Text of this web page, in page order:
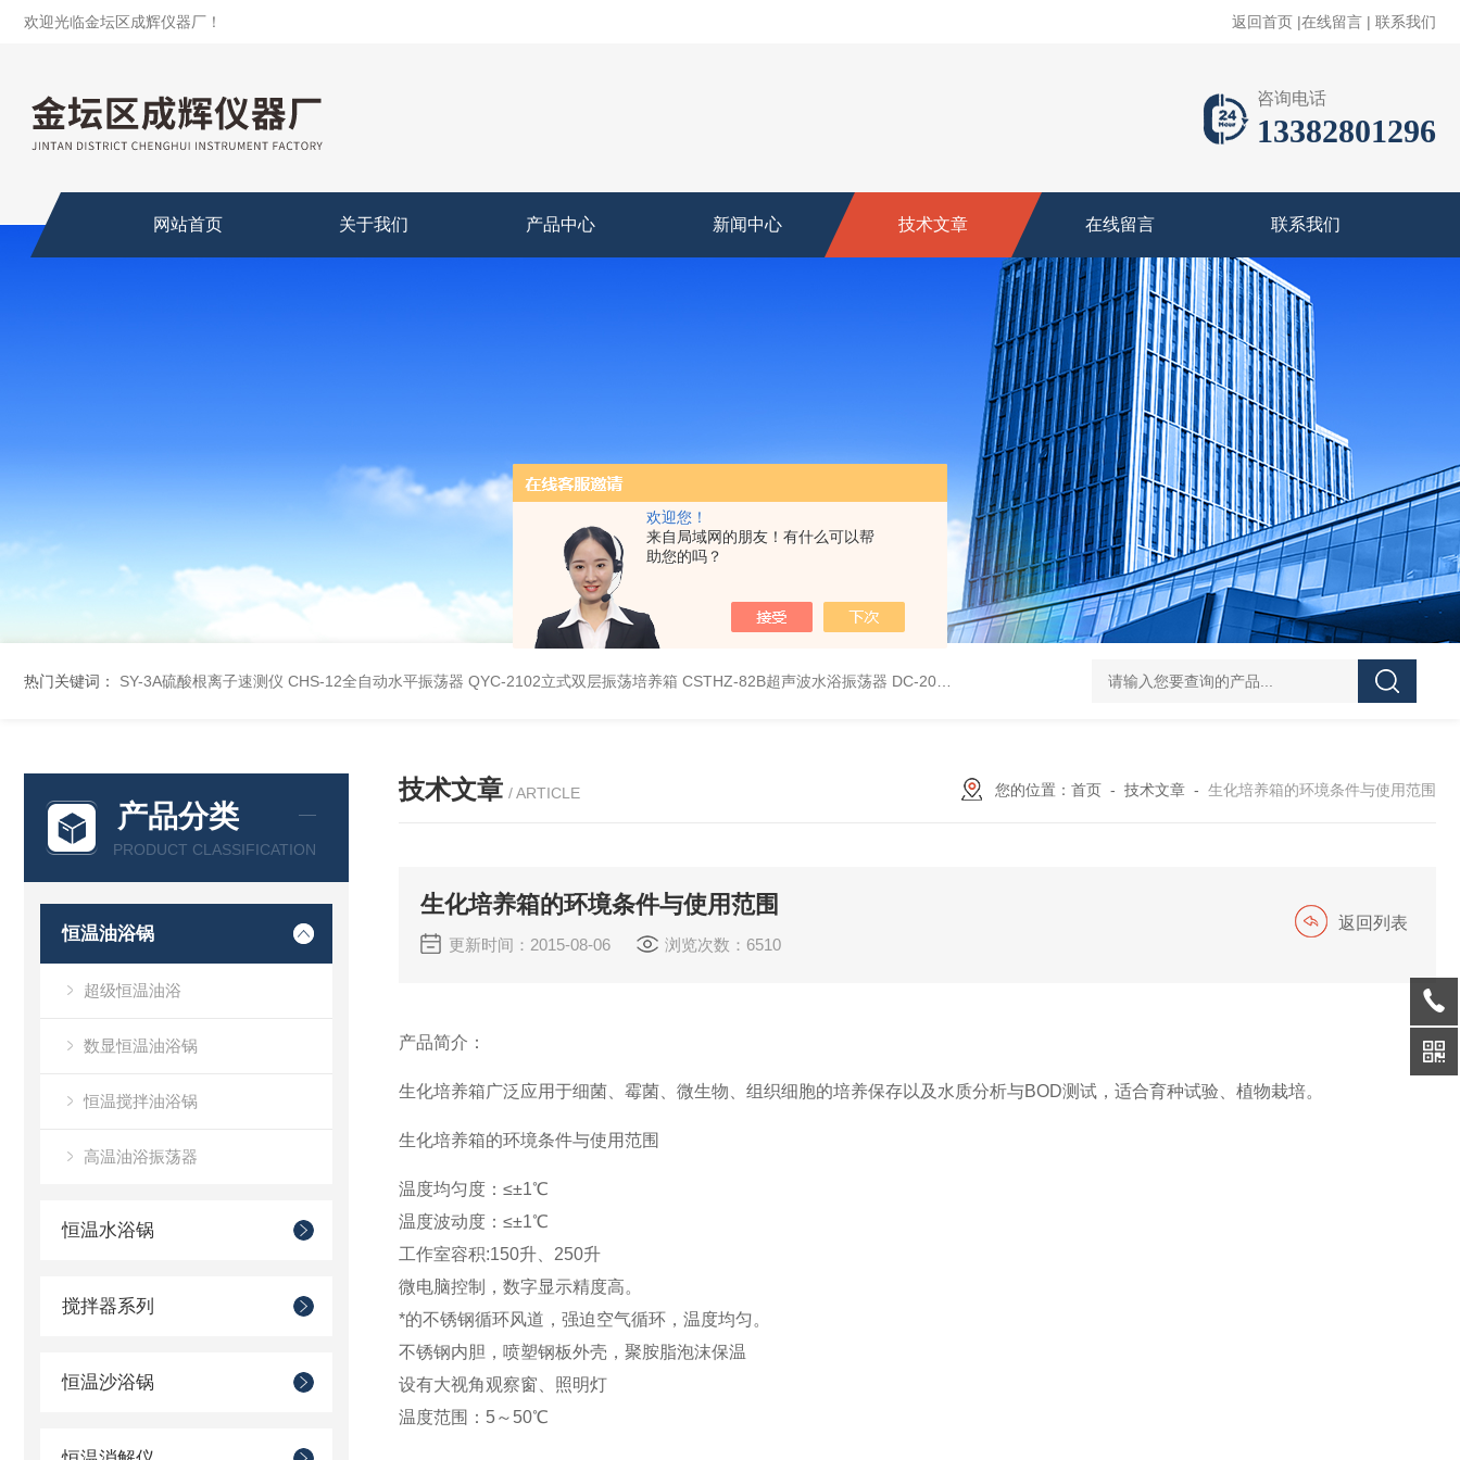
欢迎您！
来自局域网的朋友！有什么可以帮
助您的吗？
欢迎光临金坛区成辉仪器厂！ 返回首页 |在线留言 | 联系我们
咨询电话
13382801296
网站首页 关于我们 产品中心 新闻中心 技术文章 在线留言 联系我们
热门关键词： SY-3A硫酸根离子速测仪 CHS-12全自动水平振荡器 QYC-2102立式双层振荡培养箱 CSTHZ-82B超声波水浴振荡器 DC-20L低温恒温水浴 HY-100L大容量恒温油浴锅 YHJ-20恒温搅拌油浴锅 YHJ-4D
产品分类
PRODUCT CLASSIFICATION
恒温油浴锅
超级恒温油浴
数显恒温油浴锅
恒温搅拌油浴锅
高温油浴振荡器
恒温水浴锅
搅拌器系列
恒温沙浴锅
技术文章 / ARTICLE 您的位置： 首页 - 技术文章 - 生化培养箱的环境条件与使用范围
生化培养箱的环境条件与使用范围
更新时间：2015-08-06 浏览次数：6510
返回列表
产品简介：
生化培养箱广泛应用于细菌、霉菌、微生物、组织细胞的培养保存以及水质分析与BOD测试，适合育种试验、植物栽培。
生化培养箱的环境条件与使用范围
温度均匀度：≤±1℃
温度波动度：≤±1℃
工作室容积:150升、250升
微电脑控制，数字显示精度高。
*的不锈钢循环风道，强迫空气循环，温度均匀。
不锈钢内胆，喷塑钢板外壳，聚胺脂泡沫保温
设有大视角观察窗、照明灯
温度范围：5～50℃